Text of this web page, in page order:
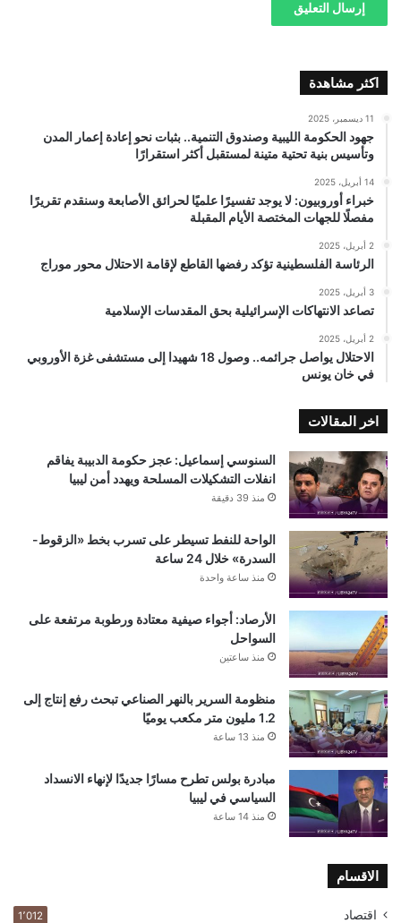
اكثر مشاهدة
11 ديسمبر، 2025
جهود الحكومة الليبية وصندوق التنمية.. بثبات نحو إعادة إعمار المدن
وتأسيس بنية تحتية متينة لمستقبل أكثر استقرارًا
14 أبريل، 2025
خبراء أوروبيون: لا يوجد تفسيرًا علميًا لحرائق الأصابعة وسنقدم تقريرًا
مفصلًا للجهات المختصة الأيام المقبلة
2 أبريل، 2025
الرئاسة الفلسطينية تؤكد رفضها القاطع لإقامة الاحتلال محور موراج
3 أبريل، 2025
تصاعد الانتهاكات الإسرائيلية بحق المقدسات الإسلامية
2 أبريل، 2025
الاحتلال يواصل جرائمه.. وصول 18 شهيدا إلى مستشفى غزة الأوروبي
في خان يونس
اخر المقالات
السنوسي إسماعيل: عجز حكومة الدبيبة يفاقم
انفلات التشكيلات المسلحة ويهدد أمن ليبيا
منذ 39 دقيقة
الواحة للنفط تسيطر على تسرب بخط «الزقوط-
السدرة» خلال 24 ساعة
منذ ساعة واحدة
الأرصاد: أجواء صيفية معتادة ورطوبة مرتفعة على
السواحل
منذ ساعتين
منظومة السرير بالنهر الصناعي تبحث رفع إنتاج إلى
1.2 مليون متر مكعب يوميًا
منذ 13 ساعة
مبادرة بولس تطرح مسارًا جديدًا لإنهاء الانسداد
السياسي في ليبيا
منذ 14 ساعة
الاقسام
اقتصاد 1٬012